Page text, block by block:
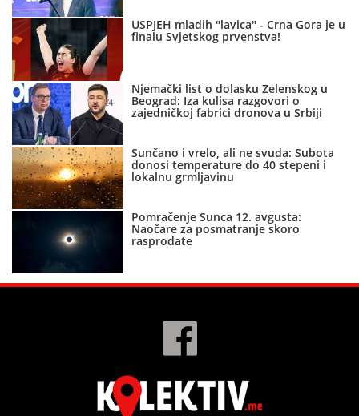
USPJEH mladih "lavica" - Crna Gora je u
finalu Svjetskog prvenstva!
Njemački list o dolasku Zelenskog u
Beograd: Iza kulisa razgovori o
zajedničkoj fabrici dronova u Srbiji
Sunčano i vrelo, ali ne svuda: Subota
donosi temperature do 40 stepeni i
lokalnu grmljavinu
Pomračenje Sunca 12. avgusta:
Naočare za posmatranje skoro
rasprodate